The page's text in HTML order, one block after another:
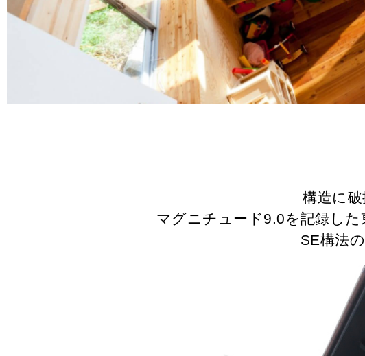
構造に
マグニチュード9.0を記録した
SE構法